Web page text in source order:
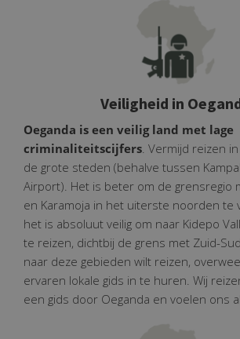
Veiligheid in
Oeganda is een veilig land met lage
criminaliteitscijfers. Vermijd reizen
de grote steden (behalve tussen
Airport). Het is beter om de grensregio
en Karamoja in het uiterste noorden te
het is absoluut veilig om naar Kidepo
te reizen, dichtbij de grens met Zuid-
naar deze gebieden wilt reizen,
ervaren lokale gids in te huren. Wij
een gids door Oeganda en voelen ons